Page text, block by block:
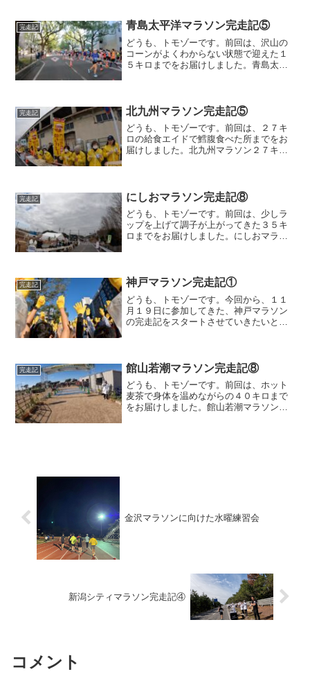
それを楽しみに走ります。...
完走記 青島太平洋マラソン完走記⑤
どうも、トモゾーです。前回は、沢山の
コーンがよくわからない状態で迎えた１
５キロまでをお届けしました。青島太平
れが、バナナクレープと...
完走記 北九州マラソン完走記⑤
どうも、トモゾーです。前回は、２７キ
ロの給食エイドで鱈腹食べた所までをお
届けしました。北九州マラソン２７キ
で、すぐにわかりました。何...
完走記 にしおマラソン完走記⑧
どうも、トモゾーです。前回は、少しラ
ップを上げて調子が上がってきた３５キ
ロまでをお届けしました。にしおマラソ
次のエイドでは、温かい給...
完走記 神戸マラソン完走記①
どうも、トモゾーです。今回から、１１
月１９日に参加してきた、神戸マラソン
の完走記をスタートさせていきたいと思
寄りの駅から電車に乗り、...
完走記 館山若潮マラソン完走記⑧
どうも、トモゾーです。前回は、ホット
麦茶で身体を温めながらの４０キロまで
をお届けしました。館山若潮マラソン４
金沢マラソンに向けた水曜練習会
新潟シティマラソン完走記④
コメント